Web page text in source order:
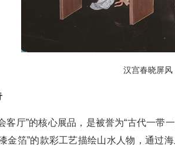
汉宫春晓屏风
厅”的核心展品，是被誉为“古代一带
金箔”的款彩工艺描绘山水人物，通过